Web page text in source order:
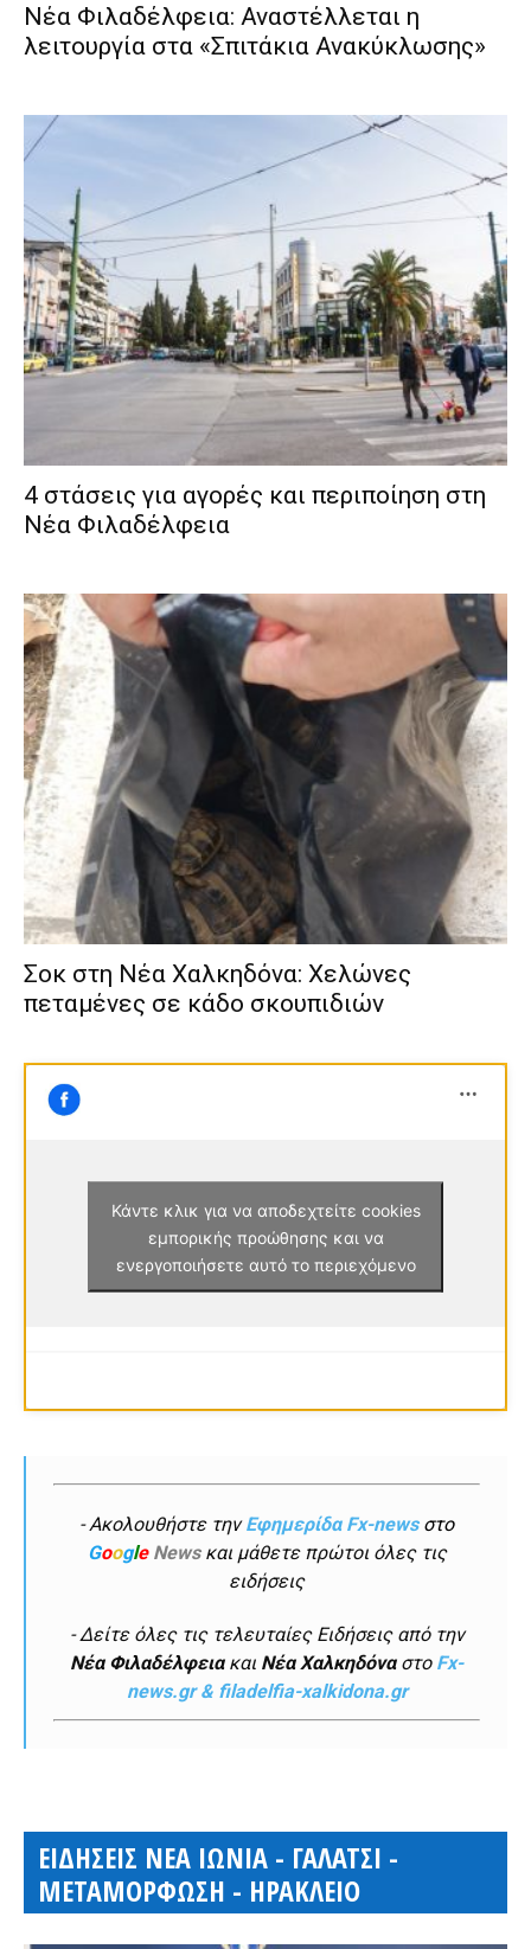
Νέα Φιλαδέλφεια: Αναστέλλεται η
λειτουργία στα «Σπιτάκια Ανακύκλωσης»
4 στάσεις για αγορές και περιποίηση στη
Νέα Φιλαδέλφεια
Σοκ στη Νέα Χαλκηδόνα: Χελώνες
πεταμένες σε κάδο σκουπιδιών
Κάντε κλικ για να αποδεχτείτε cookies
εμπορικής προώθησης και να
ενεργοποιήσετε αυτό το περιεχόμενο
- Ακολουθήστε τηνΕφημερίδα Fx-newsστο
Google Newsκαι μάθετε πρώτοι όλες τις
ειδήσεις
- Δείτε όλες τις τελευταίες Ειδήσεις από την
Νέα Φιλαδέλφειακαι Νέα Χαλκηδόναστο Fx-
news.gr & filadelfia-xalkidona.gr
ΕΙΔΗΣΕΙΣ ΝΕΑ ΙΩΝΙΑ - ΓΑΛΑΤΣΙ -
ΜΕΤΑΜΟΡΦΩΣΗ - ΗΡΑΚΛΕΙΟ